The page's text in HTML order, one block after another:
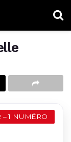
– 1 NUMÉRO